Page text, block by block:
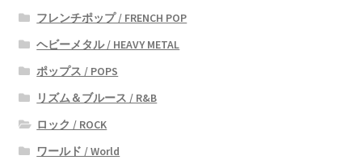
フレンチポップ / FRENCH POP
ヘビーメタル / HEAVY METAL
ポップス / POPS
リズム＆ブルース / R&B
ロック / ROCK
ワールド / World